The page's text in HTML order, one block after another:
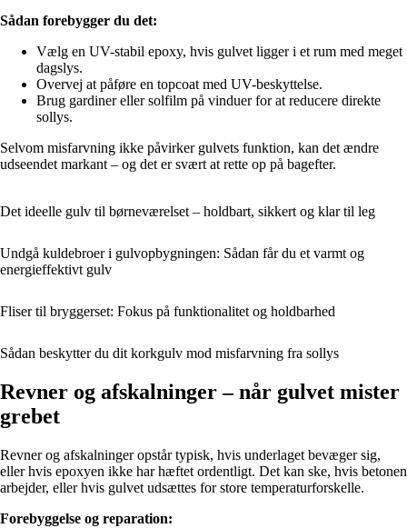
Sådan forebygger du det:
Vælg en UV-stabil epoxy, hvis gulvet ligger i et rum med meget
dagslys.
Overvej at påføre en topcoat med UV-beskyttelse.
Brug gardiner eller solfilm på vinduer for at reducere direkte
sollys.
Selvom misfarvning ikke påvirker gulvets funktion, kan det ændre
udseendet markant – og det er svært at rette op på bagefter.
Det ideelle gulv til børneværelset – holdbart, sikkert og klar til leg
Undgå kuldebroer i gulvopbygningen: Sådan får du et varmt og
energieffektivt gulv
Fliser til bryggerset: Fokus på funktionalitet og holdbarhed
Sådan beskytter du dit korkgulv mod misfarvning fra sollys
Revner og afskalninger – når gulvet mister
grebet
Revner og afskalninger opstår typisk, hvis underlaget bevæger sig,
eller hvis epoxyen ikke har hæftet ordentligt. Det kan ske, hvis betonen
arbejder, eller hvis gulvet udsættes for store temperaturforskelle.
Forebyggelse og reparation: